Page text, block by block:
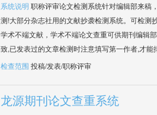
系统说明 职称评审论文检测系统针对编辑部来稿
测!大部分杂志社用的文献抄袭检测系统。可检测
学术不端文献，学术不端论文查重可供期刊编辑
致,已发表过的文章检测时注意填写第一作者,才能
检查范围 投稿/发表/职称评审
龙源期刊论文查重系统